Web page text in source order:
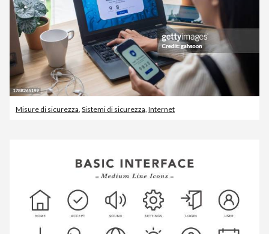
Misure di sicurezza, Sistemi di sicurezza, Internet